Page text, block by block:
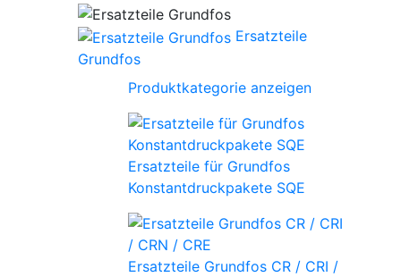
Ersatzteile
Grundfos
Produktkategorie anzeigen
Ersatzteile für Grundfos
Konstantdruckpakete SQE
Ersatzteile Grundfos CR / CRI /